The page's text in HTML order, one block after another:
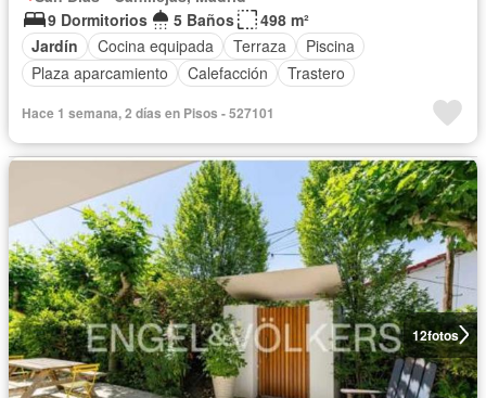
9 Dormitorios
5 Baños
498 m²
Jardín
Cocina equipada Terraza
Piscina
Plaza aparcamiento
Calefacción Trastero
Hace 1 semana, 2 días en Pisos - 527101
12fotos